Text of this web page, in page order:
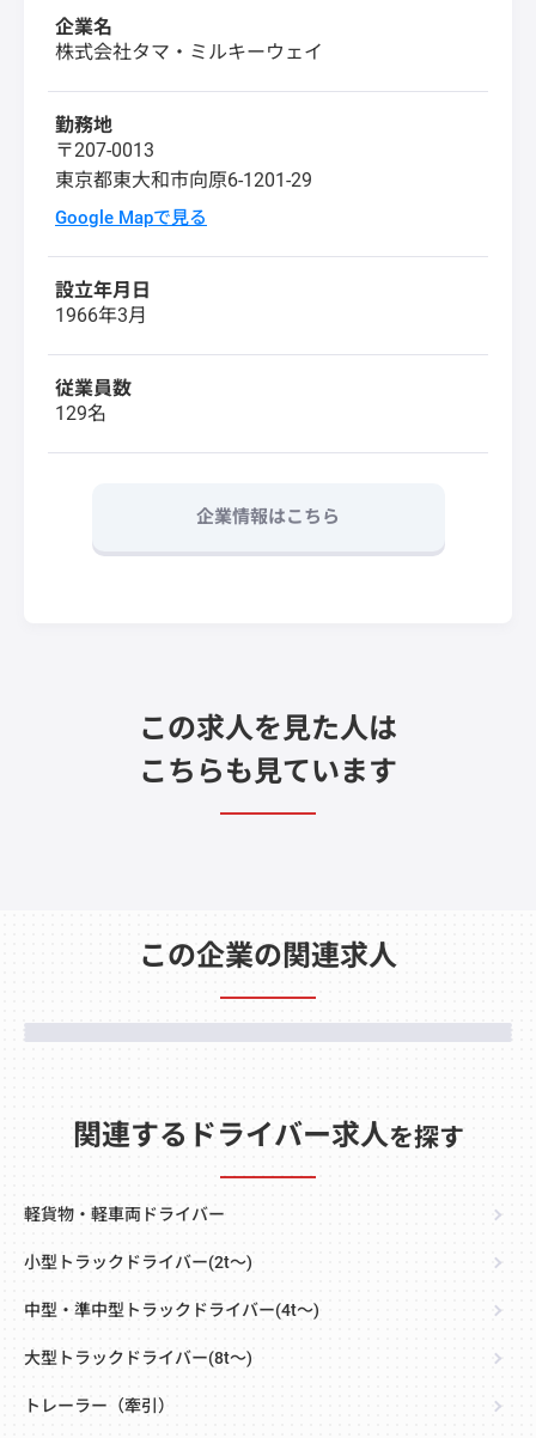
企業名
株式会社タマ・ミルキーウェイ
勤務地
〒207-0013
東京都東大和市向原6-1201-29
Google Mapで見る
設立年月日
1966年3月
従業員数
129名
企業情報はこちら
この求人を見た人は
こちらも見ています
この企業の関連求人
関連するドライバー求人を探す
軽貨物・軽車両ドライバー
小型トラックドライバー(2t～)
中型・準中型トラックドライバー(4t～)
大型トラックドライバー(8t～)
トレーラー（牽引）